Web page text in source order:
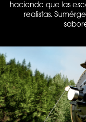
haciendo que las
realistas.